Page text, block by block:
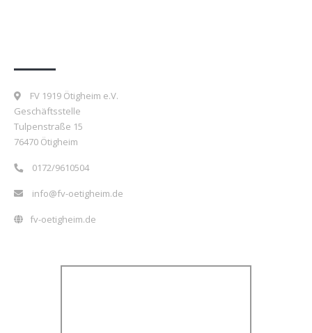
FV 1919 Ötigheim e.V.
Geschäftsstelle
Tulpenstraße 15
76470 Ötigheim
0172/9610504
info@fv-oetigheim.de
fv-oetigheim.de